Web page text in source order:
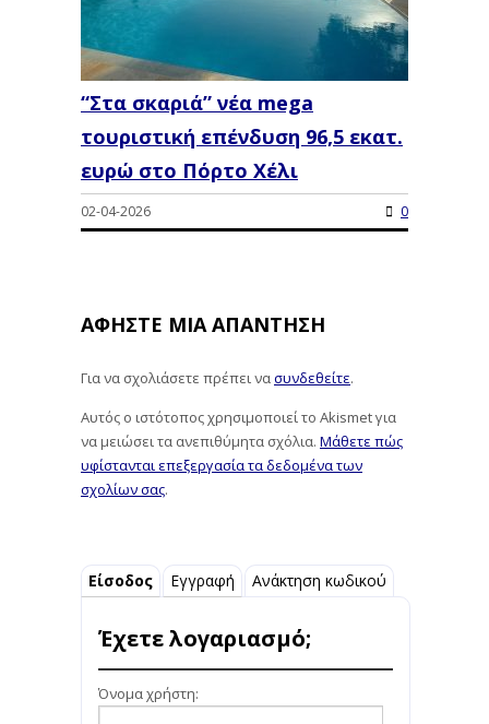
“Στα σκαριά” νέα mega
τουριστική επένδυση 96,5 εκατ.
ευρώ στο Πόρτο Χέλι
02-04-2026 0
ΑΦΉΣΤΕ ΜΙΑ ΑΠΆΝΤΗΣΗ
Για να σχολιάσετε πρέπει νασυνδεθείτε.
Αυτός ο ιστότοπος χρησιμοποιεί το Akismet για
να μειώσει τα ανεπιθύμητα σχόλια. Μάθετε πώς
υφίστανται επεξεργασία τα δεδομένα των
σχολίων σας.
Είσοδος Εγγραφή Ανάκτηση κωδικού
Έχετε λογαριασμό;
Όνομα χρήστη: